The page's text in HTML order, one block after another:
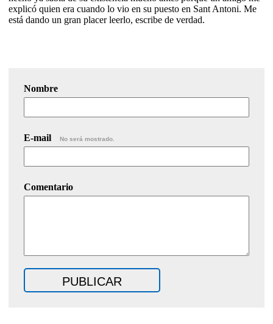
explicó quien era cuando lo vio en su puesto en Sant Antoni. Me
está dando un gran placer leerlo, escribe de verdad.
Nombre
E-mail No será mostrado.
Comentario